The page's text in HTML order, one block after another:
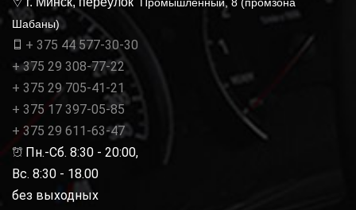
Шабаны)
+ 375 44 577-30-30
+ 375 29 308-77-22
+ 375 29 705-41-21
+ 375 17 397-05-85
+ 375 29 611-63-47
Пн.-Сб. 8:30 - 20:00,
Вс. 8:30 - 18.00
без выходных